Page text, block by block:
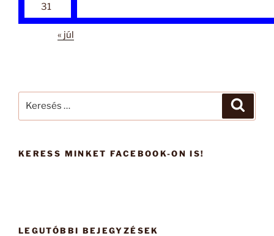
31
« júl
KERESS MINKET FACEBOOK-ON IS!
LEGUTÓBBI BEJEGYZÉSEK